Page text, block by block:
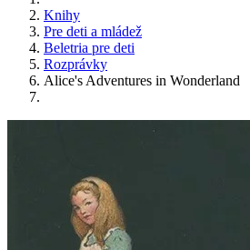
Knihy
Pre deti a mládež
Beletria pre deti
Rozprávky
Alice's Adventures in Wonderland